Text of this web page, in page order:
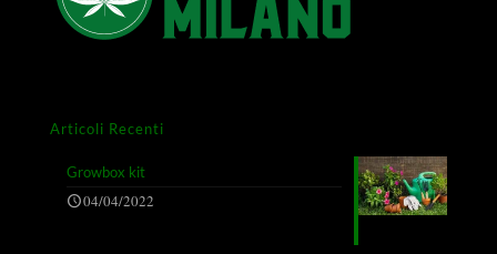
Articoli Recenti
Growbox kit
04/04/2022